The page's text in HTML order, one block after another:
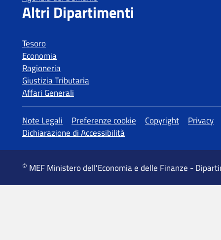
Tesoro
Economia
Ragioneria
Giustizia Tributaria
Affari Generali
MEF Ministero dell'Economia e delle Finanze -